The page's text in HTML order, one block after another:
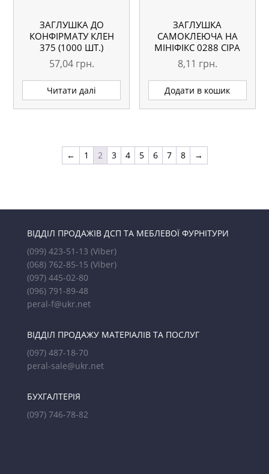
ЗАГЛУШКА ДО
КОНФІРМАТУ КЛЕН
375 (1000 ШТ.)
57,04 грн.
Читати далі
ЗАГЛУШКА
САМОКЛЕЮЧА НА
МІНІФІКС 0288 СІРА
8,11 грн.
Додати в кошик
← 1 2 3 4 5 6 7 8 →
ВІДДІЛ ПРОДАЖІВ ДСП ТА МЕБЛЕВОЇ ФУРНІТУРИ
(099) 423-51-13 (Viber)
(068) 762-85-15 (Viber)
(097) 445-02-80
(096) 791-89-48
peral-f@ukr.net
ВІДДІЛ ПРОДАЖУ МАТЕРІАЛІВ ТА ПОСЛУГ
(097) 487-18-70
peral-sale@ukr.net
БУХГАЛТЕРІЯ
(097) 746-78-82